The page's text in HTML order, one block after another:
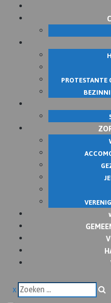
PROTESTANTE
x